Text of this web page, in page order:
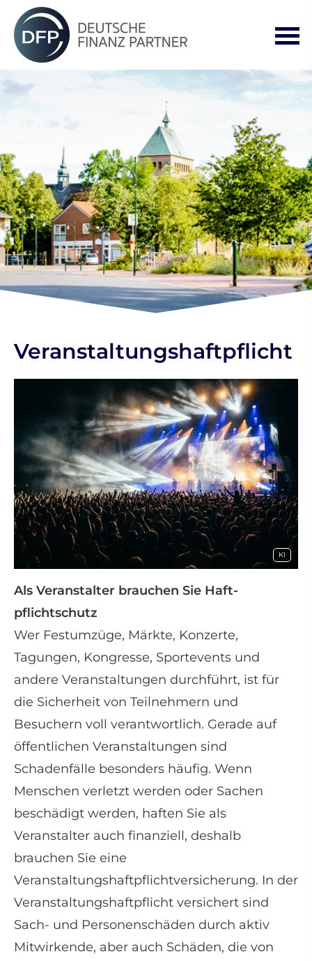
Veranstaltungshaftpflicht
KI
Als Veranstalter brauchen Sie Haft­
pflichtschutz
Wer Festumzüge, Märkte, Konzerte,
Tagungen, Kongresse, Sportevents und
andere Veranstaltungen durchführt, ist für
die Sicherheit von Teilnehmern und
Besuchern voll verantwortlich. Gerade auf
öffentlichen Veranstaltungen sind
Schadenfälle besonders häufig. Wenn
Menschen verletzt werden oder Sachen
beschädigt werden, haften Sie als
Veranstalter auch finanziell, deshalb
brauchen Sie eine
Veranstaltungshaftpflichtversicherung. In der
Veranstaltungshaftpflicht versichert sind
Sach- und Per­sonenschäden durch aktiv
Mitwirkende, aber auch Schäden, die von